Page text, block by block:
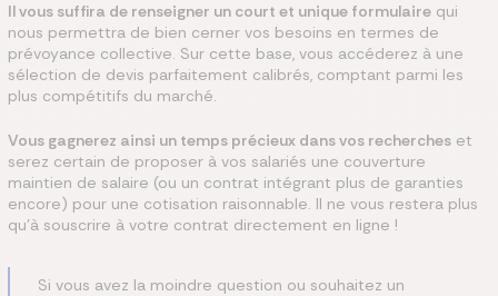
Il vous suffira de renseigner un court et unique formulaire qui
nous permettra de bien cerner vos besoins en termes de
prévoyance collective. Sur cette base, vous accéderez à une
sélection de devis parfaitement calibrés, comptant parmi les
plus compétitifs du marché.
Vous gagnerez ainsi un temps précieux dans vos recherches et
serez certain de proposer à vos salariés une couverture
maintien de salaire (ou un contrat intégrant plus de garanties
encore) pour une cotisation raisonnable. Il ne vous restera plus
qu’à souscrire à votre contrat directement en ligne !
Si vous avez la moindre question ou souhaitez un